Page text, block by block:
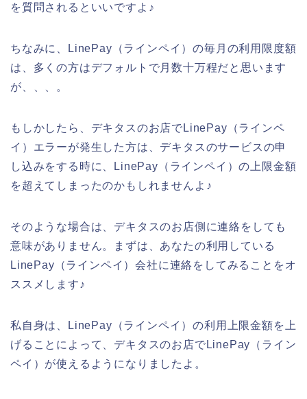
を質問されるといいですよ♪
ちなみに、LinePay（ラインペイ）の毎月の利用限度額
は、多くの方はデフォルトで月数十万程だと思います
が、、、。
もしかしたら、デキタスのお店でLinePay（ラインペ
イ）エラーが発生した方は、デキタスのサービスの申
し込みをする時に、LinePay（ラインペイ）の上限金額
を超えてしまったのかもしれませんよ♪
そのような場合は、デキタスのお店側に連絡をしても
意味がありません。まずは、あなたの利用している
LinePay（ラインペイ）会社に連絡をしてみることをオ
ススメします♪
私自身は、LinePay（ラインペイ）の利用上限金額を上
げることによって、デキタスのお店でLinePay（ライン
ペイ）が使えるようになりましたよ。